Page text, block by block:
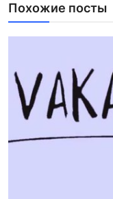
Похожие посты